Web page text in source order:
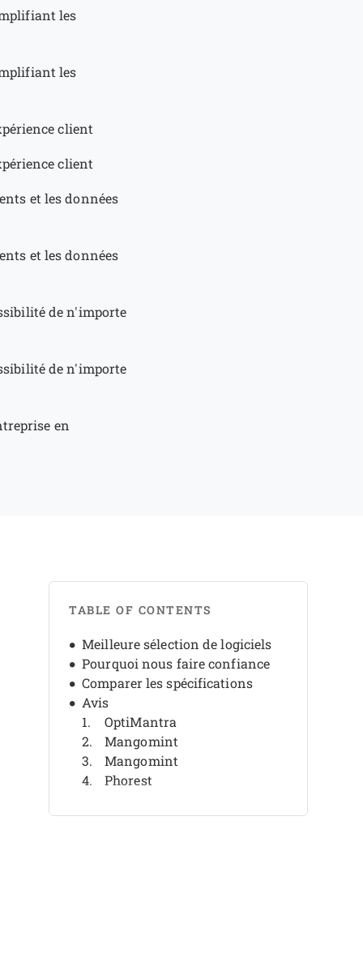
les
les
client
client
et les données
et les données
de n'importe
de n'importe
en
TABLE OF CONTENTS
Meilleure sélection de logiciels
Pourquoi nous faire confiance
Comparer les spécifications
Avis
OptiMantra
Mangomint
Mangomint
Phorest
Jane